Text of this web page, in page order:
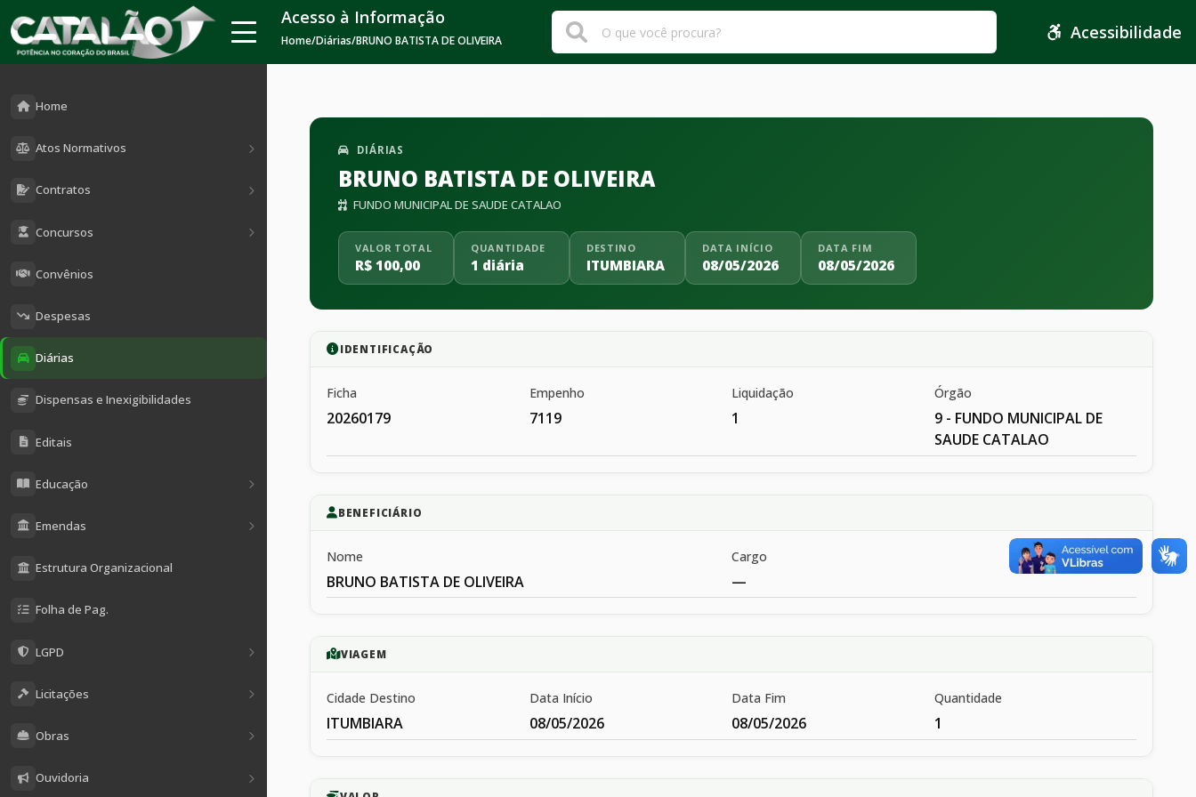
Home
Atos Normativos
Contratos
Concursos
Convênios
Despesas
Diárias
Dispensas e Inexigibilidades
Editais
Educação
Emendas
Estrutura Organizacional
Folha de Pag.
LGPD
Licitações
Obras
Ouvidoria
Acesso à Informação
Home/Diárias/BRUNO BATISTA DE OLIVEIRA Acessibilidade
DIÁRIAS
BRUNO BATISTA DE OLIVEIRA
FUNDO MUNICIPAL DE SAUDE CATALAO
VALOR TOTAL
R$ 100,00
QUANTIDADE
1 diária
DESTINO
ITUMBIARA
DATA INÍCIO
08/05/2026
DATA FIM
08/05/2026
IDENTIFICAÇÃO
Ficha
20260179
Empenho
7119
Liquidação
1
Órgão
9 - FUNDO MUNICIPAL DE
SAUDE CATALAO
BENEFICIÁRIO
Nome
BRUNO BATISTA DE OLIVEIRA
Cargo
—
VIAGEM
Cidade Destino
ITUMBIARA
Data Início
08/05/2026
Data Fim
08/05/2026
Quantidade
1